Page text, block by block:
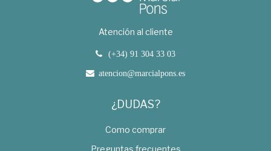
Atención al cliente
(+34) 91 304 33 03
atencion@marcialpons.es
¿DUDAS?
Como comprar
Preguntas frecuentes